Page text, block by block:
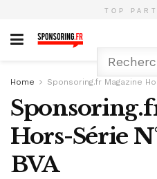
TOP
Home Sponsoring.fr Magazine
Hors-Série
BVA